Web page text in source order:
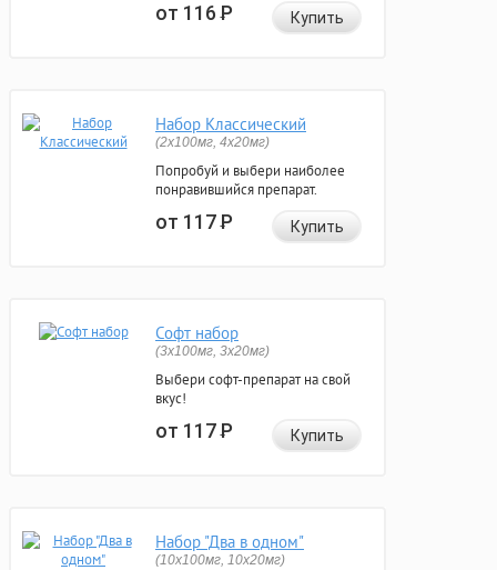
от 116Р Купить
Набор Классический
(2x100мг, 4x20мг)
Попробуй и выбери наиболее
понравившийся препарат.
от 117Р Купить
Софт набор
(3x100мг, 3x20мг)
Выбери софт-препарат на свой
вкус!
от 117Р Купить
Набор "Два в одном"
(10x100мг, 10x20мг)